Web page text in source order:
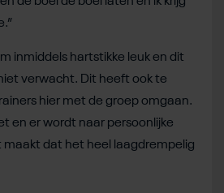
inmiddels hartstikke leuk en dit
verwacht. Dit heeft ook te
hier met de groep omgaan.
en er wordt naar persoonlijke
maakt dat het heel laagdrempelig